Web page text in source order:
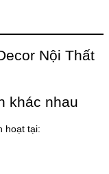
Nội Thất
khác nhau
hoạt tại: